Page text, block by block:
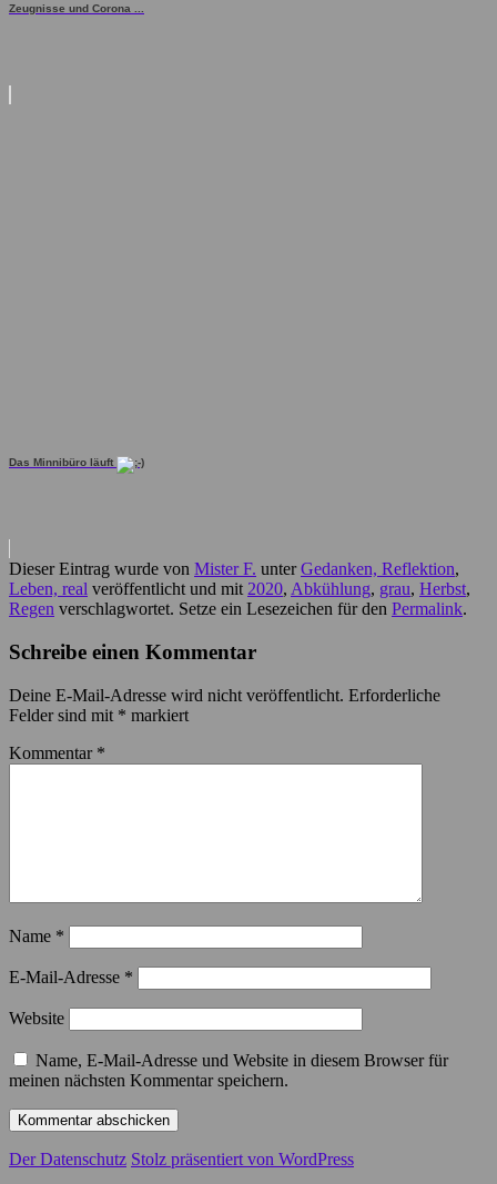
Zeugnisse und Corona ...
Das Minnibüro läuft
Dieser Eintrag wurde von Mister F. unterGedanken, Reflektion,
Leben, real veröffentlicht und mit 2020, Abkühlung, grau, Herbst,
Regen verschlagwortet. Setze ein Lesezeichen für den Permalink.
Schreibe einen Kommentar
Deine E-Mail-Adresse wird nicht veröffentlicht. Erforderliche
Felder sind mit * markiert
Kommentar *
Name *
E-Mail-Adresse *
Website
Name, E-Mail-Adresse und Website in diesem Browser für
meinen nächsten Kommentar speichern.
Der Datenschutz Stolz präsentiert von WordPress